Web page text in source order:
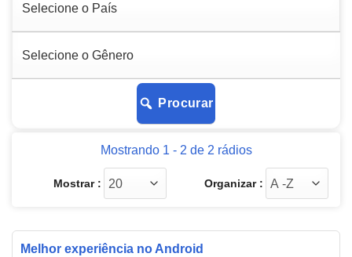
Procurar
Mostrando 1 - 2 de 2 rádios
Mostrar : Organizar :
Melhor experiência no Android